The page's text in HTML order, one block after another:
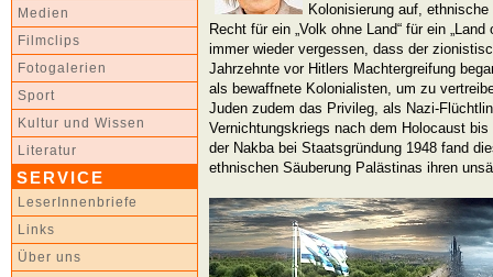
Medien
Filmclips
Fotogalerien
Sport
Kultur und Wissen
Literatur
SERVICE
LeserInnenbriefe
Links
Über uns
Kolonisierung auf, ethnische
Recht für ein „Volk ohne Land“ für ein
immer wieder vergessen, dass der
Jahrzehnte vor Hitlers Machtergreifung
als bewaffnete Kolonialisten, um zu
Juden zudem das Privileg, als Nazi-
Vernichtungskriegs nach dem Holocaust
der Nakba bei Staatsgründung 1948 fand
ethnischen Säuberung Palästinas ihren